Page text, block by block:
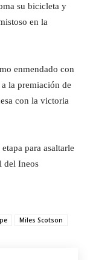
su bicicleta y
en la
enmendado con
la premiación de
con la victoria
para asaltarle
del Ineos
Miles Scotson